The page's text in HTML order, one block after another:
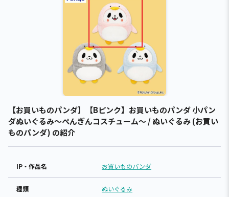
【お買いものパンダ】【Bピンク】お買いものパンダ 小パン
ダぬいぐるみ～ぺんぎんコスチューム～ / ぬいぐるみ (お買い
ものパンダ) の紹介
IP・作品名 お買いものパンダ
種類 ぬいぐるみ